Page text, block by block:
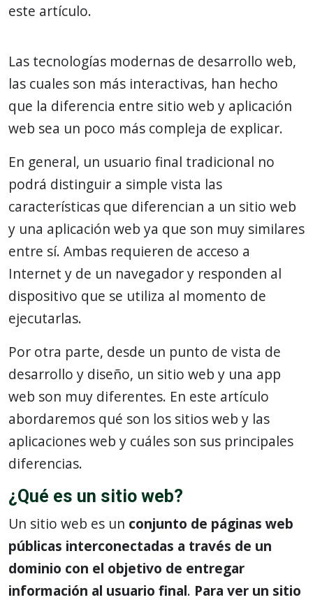
este artículo.
Las tecnologías modernas de desarrollo web,
las cuales son más interactivas, han hecho
que la diferencia entre sitio web y aplicación
web sea un poco más compleja de explicar.
En general, un usuario final tradicional no
podrá distinguir a simple vista las
características que diferencian a un sitio web
y una aplicación web ya que son muy similares
entre sí. Ambas requieren de acceso a
Internet y de un navegador y responden al
dispositivo que se utiliza al momento de
ejecutarlas.
Por otra parte, desde un punto de vista de
desarrollo y diseño, un sitio web y una app
web son muy diferentes. En este artículo
abordaremos qué son los sitios web y las
aplicaciones web y cuáles son sus principales
diferencias.
¿Qué es un sitio web?
Un sitio web es un conjunto de páginas web
públicas interconectadas a través de un
dominio con el objetivo de entregar
información al usuario final. Para ver un sitio